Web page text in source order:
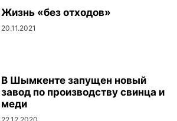
Жизнь «без отходов»
20.11.2021
В Шымкенте запущен новый
завод по производству свинца и
меди